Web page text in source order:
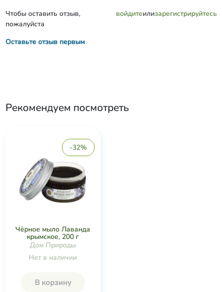
Чтобы оставить отзыв,
пожалуйста
войдитеилизарегистрируйтесь
Оставьте отзыв первым
Рекомендуем посмотреть
-32%
Чёрное мыло Лаванда
крымское, 200 г
Дом Природы
Нет в наличии
В корзину